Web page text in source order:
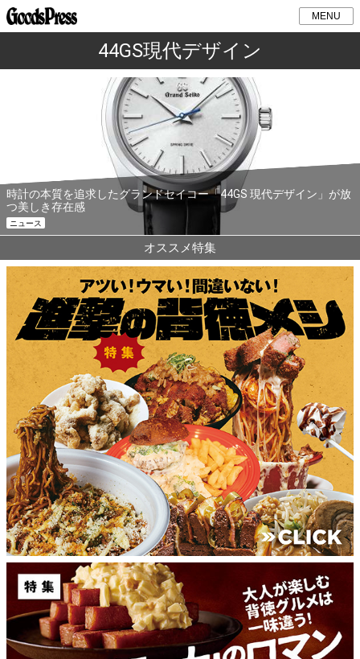
MENU
44GS現代デザイン
時計の本質を追求したグランドセイコー「44GS 現代デザイン」が放
つ美しき存在感
ニュース
オススメ特集